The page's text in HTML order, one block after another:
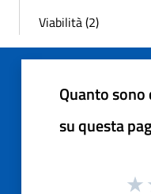
Viabilità (2)
Quanto
su questa